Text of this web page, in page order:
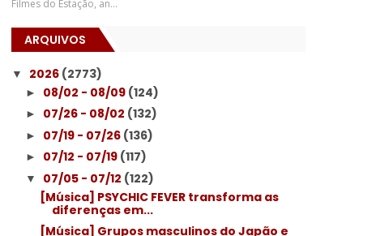
Filmes do Estação, an...
ARQUIVOS
▼ 2026 (2773)
► 08/02 - 08/09 (124)
► 07/26 - 08/02 (132)
► 07/19 - 07/26 (136)
► 07/12 - 07/19 (117)
▼ 07/05 - 07/12 (122)
[Música] PSYCHIC FEVER transforma as
diferenças em...
[Música] Grupos masculinos do Japão e